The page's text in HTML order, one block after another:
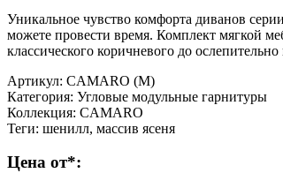
Уникальное чувство комфорта диванов
можете провести время. Комплект мягкой
классического коричневого до ослепительно
Артикул: CAMARO (M)
Категория: Угловые модульные гарнитуры
Коллекция: CAMARO
Теги: шенилл, массив ясеня
Цена от*: